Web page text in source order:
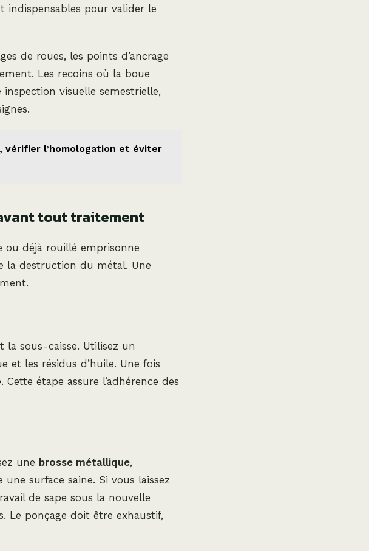
indispensables pour valider le
de roues, les points d’ancrage
Les recoins où la boue
inspection visuelle semestrielle,
vérifier l’homologation et éviter
tout traitement
déjà rouillé emprisonne
la destruction du métal. Une
la sous-caisse. Utilisez un
et les résidus d’huile. Une fois
étape assure l’adhérence des
une brosse métallique,
surface saine. Si vous laissez
de sape sous la nouvelle
Le ponçage doit être exhaustif,